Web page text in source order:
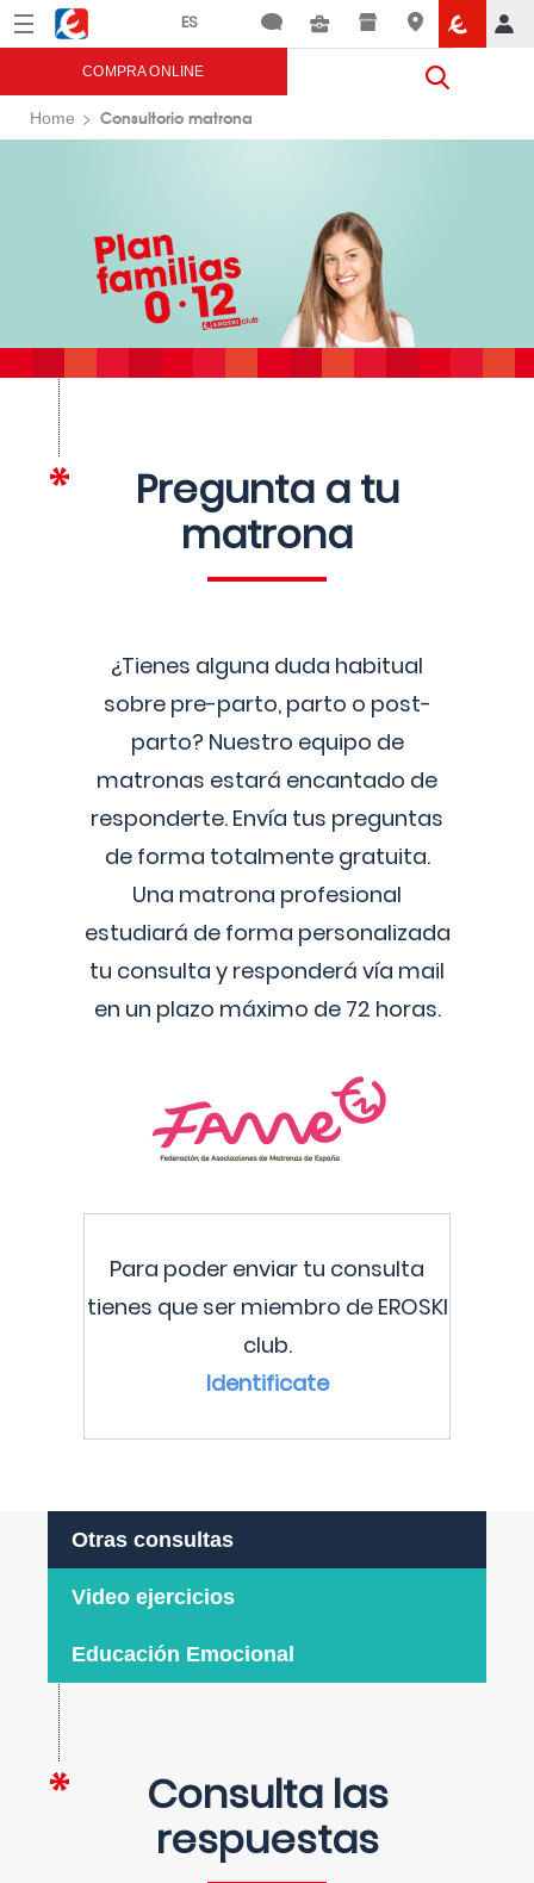
Menú Eroski
COMPRA ONLINE
Home Consultorio matrona
Pregunta a tu
matrona
¿Tienes alguna duda habitual
sobre pre-parto, parto o post-
parto? Nuestro equipo de
matronas estará encantado de
responderte. Envía tus preguntas
de forma totalmente gratuita.
Una matrona profesional
estudiará de forma personalizada
tu consulta y responderá vía mail
en un plazo máximo de 72 horas.
Para poder enviar tu consulta
tienes que ser miembro de EROSKI
club.
Identificate
Otras consultas
Video ejercicios
Educación Emocional
Consulta las
respuestas